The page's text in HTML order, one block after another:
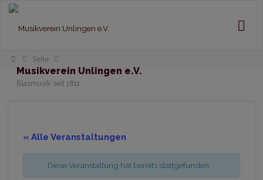
Musikverein Unlingen e.V.
Blasmusik seit 1811
HomeSeite
« Alle Veranstaltungen
Diese Veranstaltung hat bereits stattgefunden.